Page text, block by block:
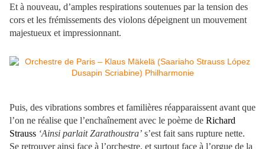
Et à nouveau, d’amples respirations soutenues par la tension des
cors et les frémissements des violons dépeignent un mouvement
majestueux et impressionnant.
Puis, des vibrations sombres et familières réapparaissent avant que
l’on ne réalise que l’enchaînement avec le poème de Richard
Strauss ‘Ainsi parlait Zarathoustra’ s’est fait sans rupture nette.
Se retrouver ainsi face à l’orchestre, et surtout face à l’orgue de la